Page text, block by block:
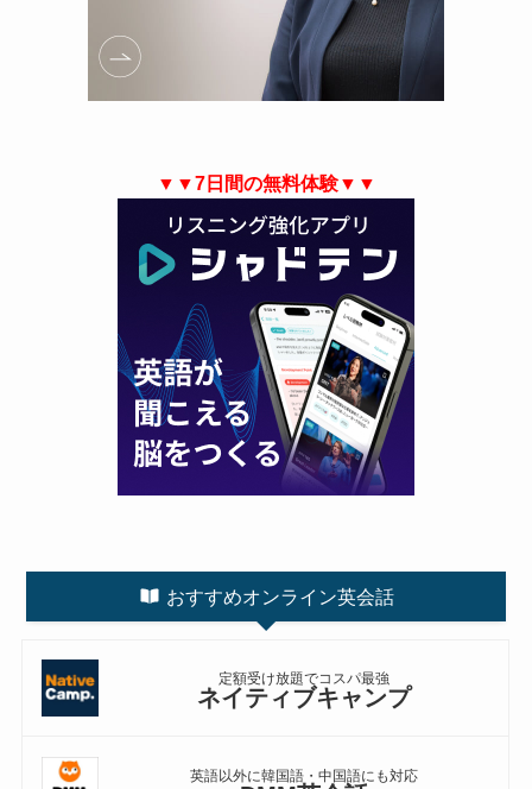
▼▼7日間の無料体験▼▼
おすすめオンライン英会話
定額受け放題でコスパ最強
ネイティブキャンプ
英語以外に韓国語・中国語にも対応